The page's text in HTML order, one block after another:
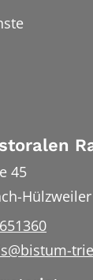
45
Hülzweiler